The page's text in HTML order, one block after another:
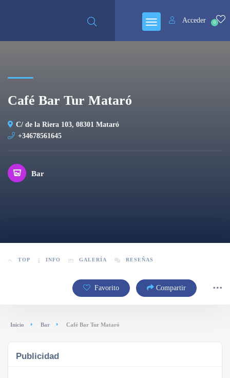
0
Acceder
Café Bar Tur Mataró
C/ de la Riera 103, 08301 Mataró
+34678561645
Bar
TOP INFO GALERÍA RESEÑAS
Favorito Compartir
Inicio Bar Café Bar Tur Mataró
Publicidad